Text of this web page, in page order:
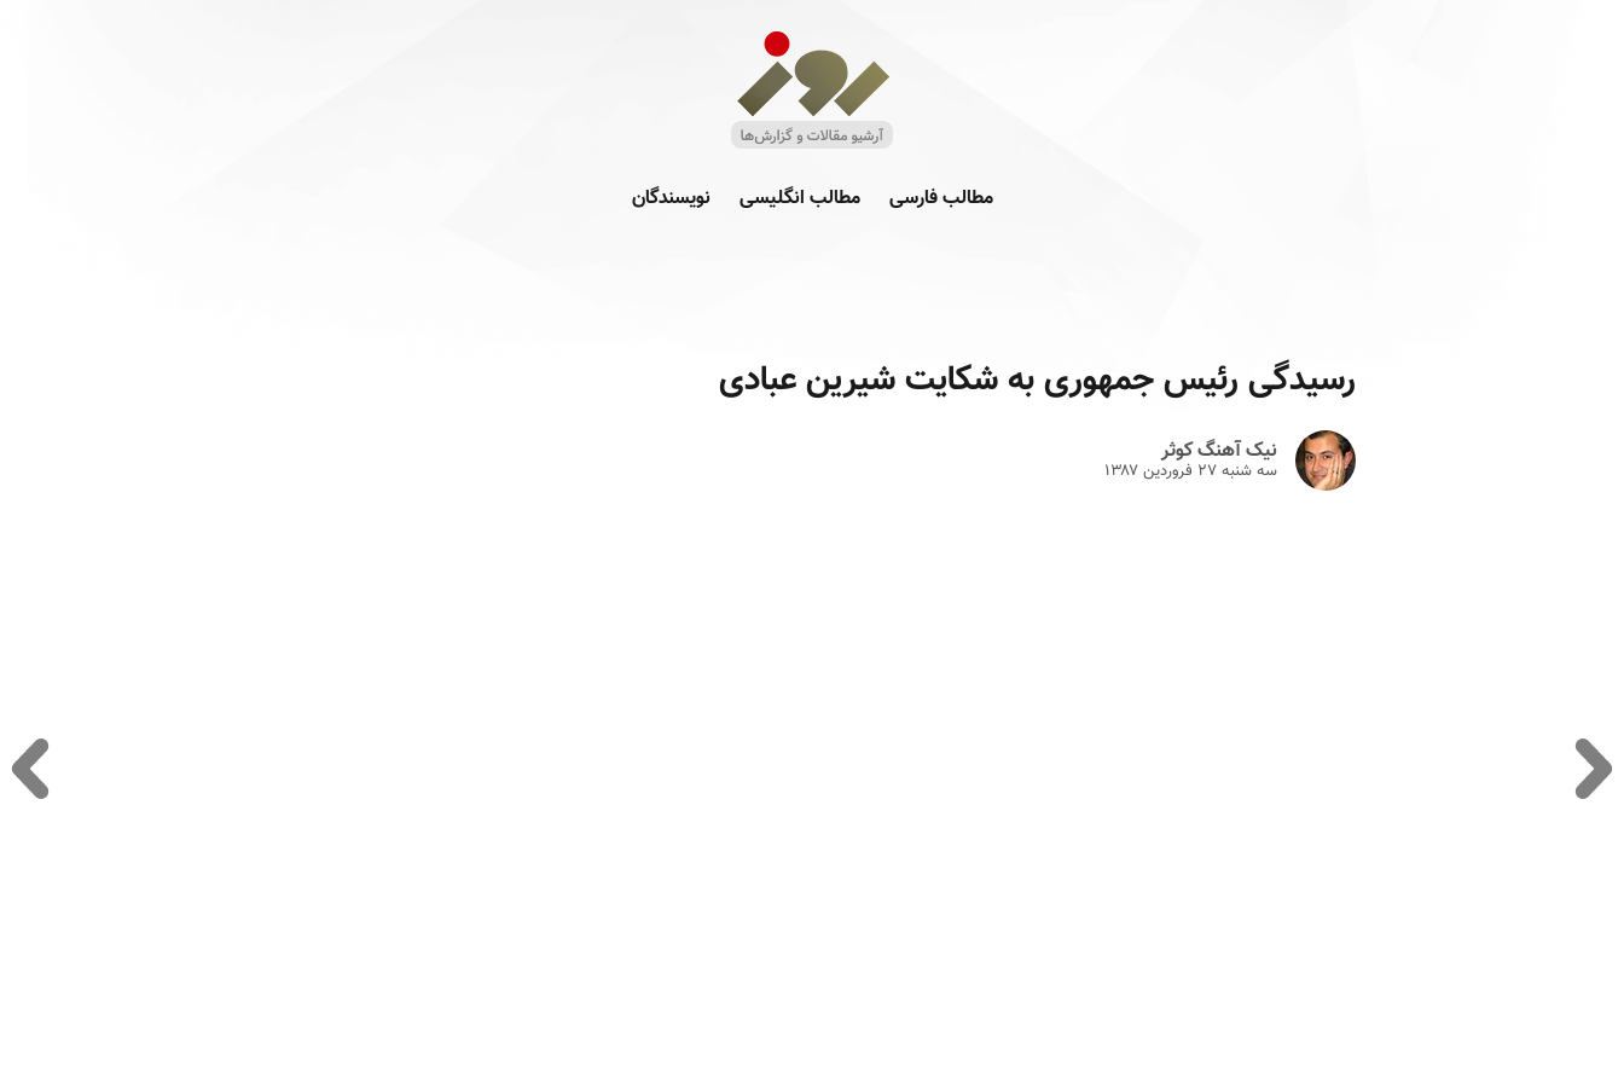
مطالب فارسی مطالب انگلیسی نویسندگان
رسیدگی رئیس جمهوری به شکایت شیرین عبادی
نیک آهنگ کوثر
سه شنبه ۲۷ فروردين ۱۳۸۷